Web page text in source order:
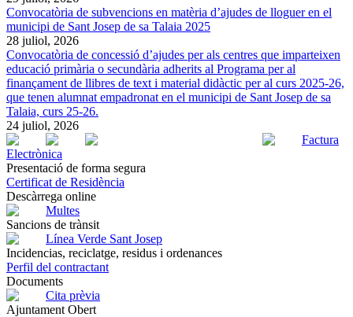
Convocatòria de subvencions en matèria d’ajudes de lloguer en el
municipi de Sant Josep de sa Talaia 2025
28 juliol, 2026
Convocatòria de concessió d’ajudes per als centres que imparteixen
educació primària o secundària adherits al Programa per al
finançament de llibres de text i material didàctic per al curs 2025-26,
que tenen alumnat empadronat en el municipi de Sant Josep de sa
Talaia, curs 25-26.
24 juliol, 2026
Factura
Electrònica
Presentació de forma segura
Certificat de Residència
Descàrrega online
Multes
Sancions de trànsit
Línea Verde Sant Josep
Incidencias, reciclatge, residus i ordenances
Perfil del contractant
Documents
Cita prèvia
Ajuntament Obert